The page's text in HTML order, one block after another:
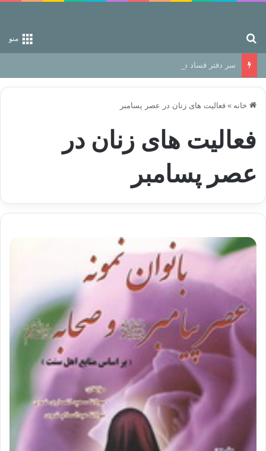
منو
سر دفتر فساد در زمین‌، دوری وکناره‌گیری از راه خداست‌!
خانه » فعالیت های زنان در عصر پسامبر
فعالیت های زنان در
عصر پسامبر